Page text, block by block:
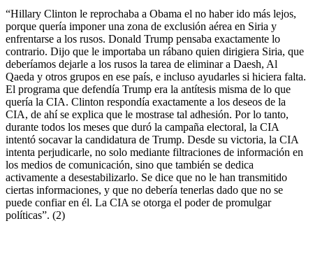
“Hillary Clinton le reprochaba a Obama el no haber ido más lejos,
porque quería imponer una zona de exclusión aérea en Siria y
enfrentarse a los rusos. Donald Trump pensaba exactamente lo
contrario. Dijo que le importaba un rábano quien dirigiera Siria, que
deberíamos dejarle a los rusos la tarea de eliminar a Daesh, Al
Qaeda y otros grupos en ese país, e incluso ayudarles si hiciera falta.
El programa que defendía Trump era la antítesis misma de lo que
quería la CIA. Clinton respondía exactamente a los deseos de la
CIA, de ahí se explica que le mostrase tal adhesión. Por lo tanto,
durante todos los meses que duró la campaña electoral, la CIA
intentó socavar la candidatura de Trump. Desde su victoria, la CIA
intenta perjudicarle, no solo mediante filtraciones de información en
los medios de comunicación, sino que también se dedica
activamente a desestabilizarlo. Se dice que no le han transmitido
ciertas informaciones, y que no debería tenerlas dado que no se
puede confiar en él. La CIA se otorga el poder de promulgar
políticas”. (2)